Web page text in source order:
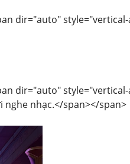
dir="auto"
dir="auto"
nghe nhạc.</span></span>